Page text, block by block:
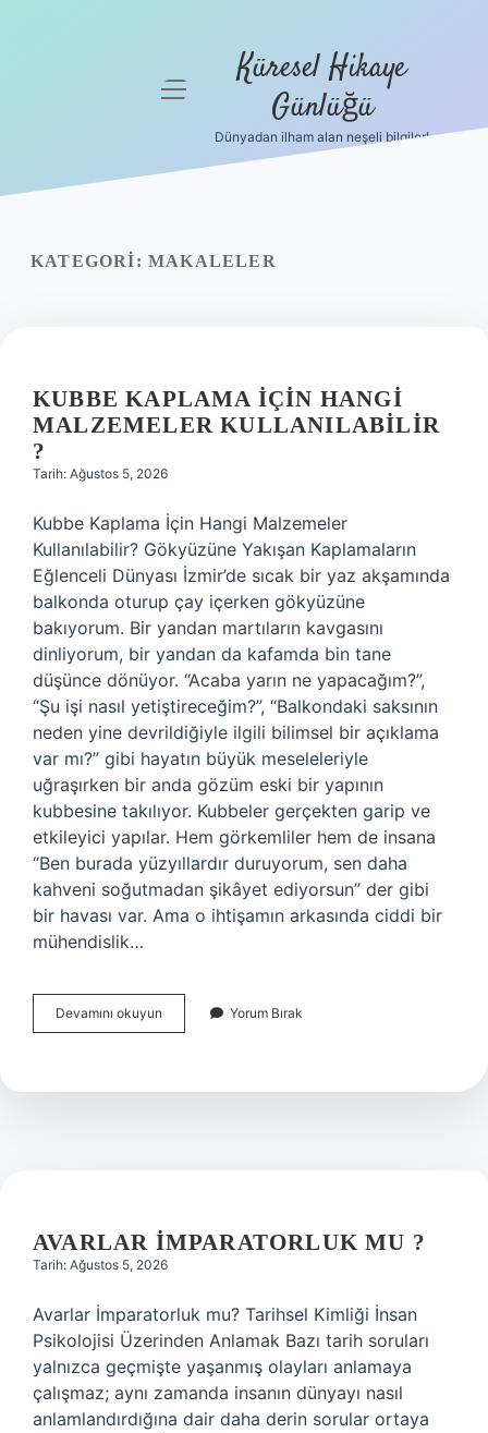
menüyü
Küresel Hikaye
Günlüğü
Dünyadan ilham alan neşeli bilgiler!
KATEGORI: MAKALELER
KUBBE KAPLAMA IÇIN HANGI
MALZEMELER KULLANILABILIR
?
Tarih: Ağustos 5, 2026
Kubbe Kaplama İçin Hangi Malzemeler
Kullanılabilir? Gökyüzüne Yakışan Kaplamaların
Eğlenceli Dünyası İzmir’de sıcak bir yaz akşamında
balkonda oturup çay içerken gökyüzüne
bakıyorum. Bir yandan martıların kavgasını
dinliyorum, bir yandan da kafamda bin tane
düşünce dönüyor. “Acaba yarın ne yapacağım?”,
“Şu işi nasıl yetiştireceğim?”, “Balkondaki saksının
neden yine devrildiğiyle ilgili bilimsel bir açıklama
var mı?” gibi hayatın büyük meseleleriyle
uğraşırken bir anda gözüm eski bir yapının
kubbesine takılıyor. Kubbeler gerçekten garip ve
etkileyici yapılar. Hem görkemliler hem de insana
“Ben burada yüzyıllardır duruyorum, sen daha
kahveni soğutmadan şikâyet ediyorsun” der gibi
bir havası var. Ama o ihtişamın arkasında ciddi bir
mühendislik…
Devamını okuyun
kaplama
malzemeler
Yorum Bırak
AVARLAR İMPARATORLUK MU ?
Tarih: Ağustos 5, 2026
Avarlar İmparatorluk mu? Tarihsel Kimliği İnsan
Psikolojisi Üzerinden Anlamak Bazı tarih soruları
yalnızca geçmişte yaşanmış olayları anlamaya
çalışmaz; aynı zamanda insanın dünyayı nasıl
anlamlandırdığına dair daha derin sorular ortaya